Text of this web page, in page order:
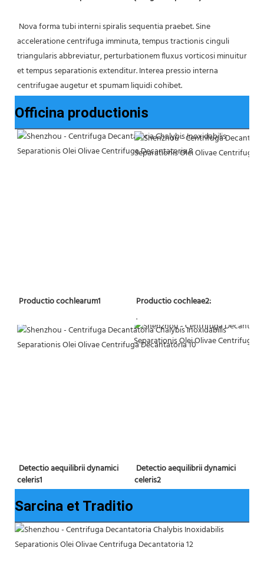
acceleratione centrifuga imminuta, tempus tractionis cinguli
triangularis abbreviatur, perturbationem fluxus vorticosi minuitur
et tempus separationis extenditur. Interea pressio interna
centrifugae augetur et spumam liquidi cohibet.
Officina productionis
Productio cochlearum1
Productio cochleae2:
.
celeris1
Detectio aequilibrii dynamici
celeris2
Sarcina et Traditio